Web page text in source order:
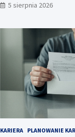
5 sierpnia 2026
KARIERA PLANOWANIE